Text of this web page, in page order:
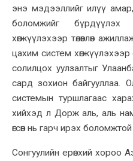
энэ мэдээллийг илүү
боломжийг
хөгжүүлэхээр төлөвлөн
цахим систем
солилцох уулзалтыг
сард зохион байгууллаа.
системын туршлагаас
хийхэд л Дорж аль, аль
өгсөн нь гарч ирэх
Сонгуулийн ерөнхий хороо